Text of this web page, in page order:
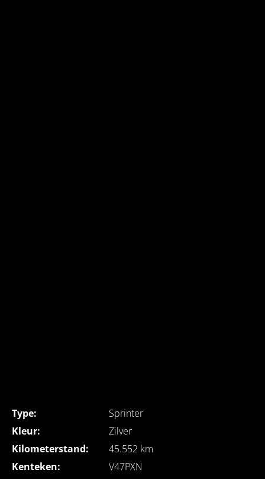
Type:
Sprinter
Kleur:
Zilver
Kilometerstand:
45.552 km
Kenteken:
V47PXN